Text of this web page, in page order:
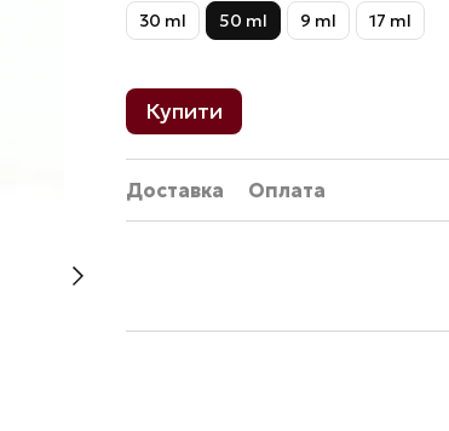
30 ml 50 ml 9 ml 17 ml
Купити
Доставка Оплата